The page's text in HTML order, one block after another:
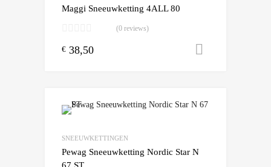
Maggi Sneeuwketting 4ALL 80
(0 reviews)
€ 38,50
SNEEUWKETTINGEN
Pewag Sneeuwketting Nordic Star N
67 ST